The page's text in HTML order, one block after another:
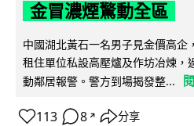
金冒濃煙驚動全區
中國湖北黃石一名男子見金價高
租住單位私設高壓爐及作坊冶煉，
動鄰居報警。警方到場揭發整...
113 8 ↗ 分享